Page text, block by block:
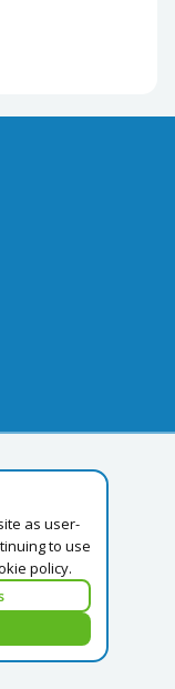
as user-
to use
policy.